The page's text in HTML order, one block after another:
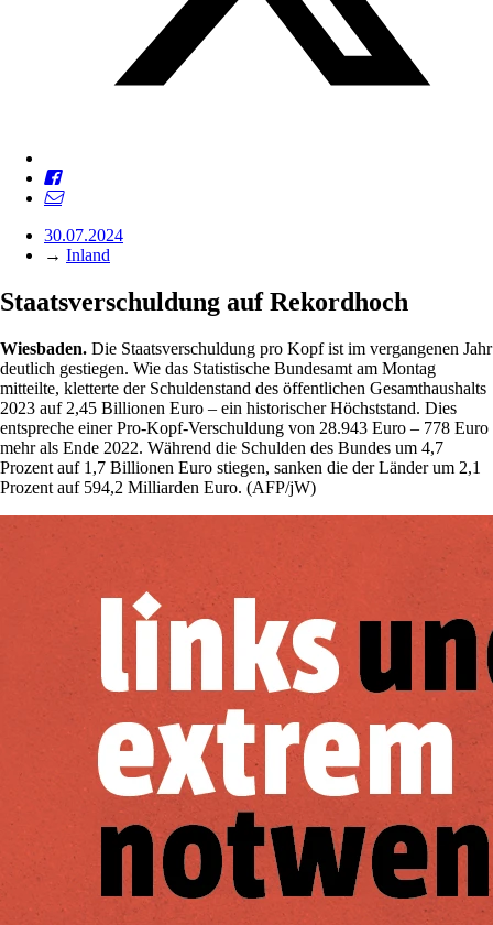
30.07.2024
→ Inland
Staatsverschuldung auf Rekordhoch
Wiesbaden. Die Staatsverschuldung pro Kopf ist im vergangenen Jahr
deutlich gestiegen. Wie das Statistische Bundesamt am Montag
mitteilte, kletterte der Schuldenstand des öffentlichen Gesamthaushalts
2023 auf 2,45 Billionen Euro – ein historischer Höchststand. Dies
entspreche einer Pro-Kopf-Verschuldung von 28.943 Euro – 778 Euro
mehr als Ende 2022. Während die Schulden des Bundes um 4,7
Prozent auf 1,7 Billionen Euro stiegen, sanken die der Länder um 2,1
Prozent auf 594,2 Milliarden Euro. (AFP/jW)